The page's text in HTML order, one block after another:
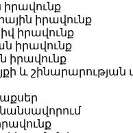
իրավունք
իրավունք
իրավունք
իրավունք
և շինարարության